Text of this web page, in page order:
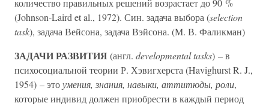
количество правильных решений возрастает до 90 %
(Johnson-Laird et al., 1972). Син. задача выбора (selection
task), задача Вейсона, задача Вэйсона. (М. В. Фаликман)
ЗАДАЧИ РАЗВИТИЯ(англ. developmental tasks) – в
психосоциальной теории Р. Хэвигхерста (Havighurst R. J.,
1954) – этоумения, знания, навыки, аттитюды, роли,
которые индивид должен приобрести в каждый период